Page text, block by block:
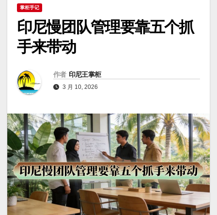
掌柜手记
印尼慢团队管理要靠五个抓
手来带动
作者 印尼王掌柜
3 月 10, 2026